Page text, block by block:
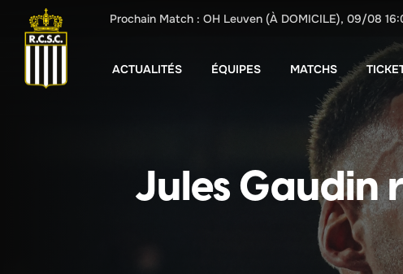
Prochain Match : OH Leuven (À DOMICILE), 09/08
ACTUALITÉS ÉQUIPES MATCHS
Jules Gaudin